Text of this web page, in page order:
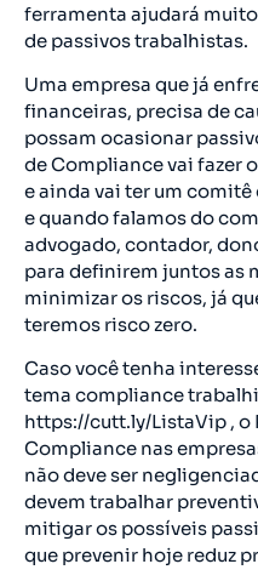
ferramenta ajudará
de passivos trabalhistas.
Uma empresa que já
financeiras, precisa de
possam ocasionar
de Compliance vai fazer
e ainda vai ter um
e quando falamos do
advogado, contador,
para definirem juntos as
minimizar os riscos, já
teremos risco zero.
Caso você tenha
tema compliance
https://cutt.ly/ListaVip , o
Compliance nas
não deve ser
devem trabalhar
mitigar os possíveis
que prevenir hoje reduz